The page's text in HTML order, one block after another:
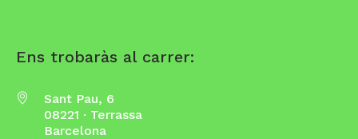
Ens trobaràs al carrer:
Sant Pau, 6
08221 · Terrassa
Barcelona